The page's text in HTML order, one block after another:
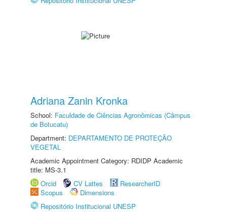
Adriana Zanin Kronka
School: Faculdade de Ciências Agronômicas (Câmpus
de Botucatu)
Department: DEPARTAMENTO DE PROTEÇÃO
VEGETAL
Academic Appointment Category: RDIDP Academic
title: MS-3.1
Orcid
CV Lattes
ResearcherID
Scopus
Dimensions
Repositório Institucional UNESP